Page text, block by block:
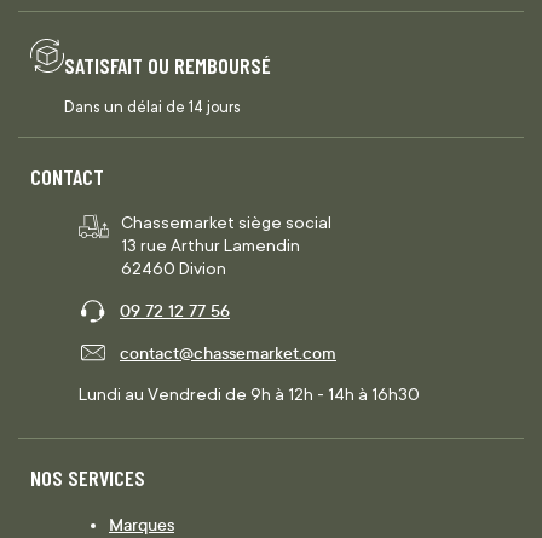
SATISFAIT OU REMBOURSÉ
Dans un délai de 14 jours
CONTACT
Chassemarket siège social
13 rue Arthur Lamendin
62460 Divion
09 72 12 77 56
contact@chassemarket.com
Lundi au Vendredi de 9h à 12h - 14h à 16h30
NOS SERVICES
Marques